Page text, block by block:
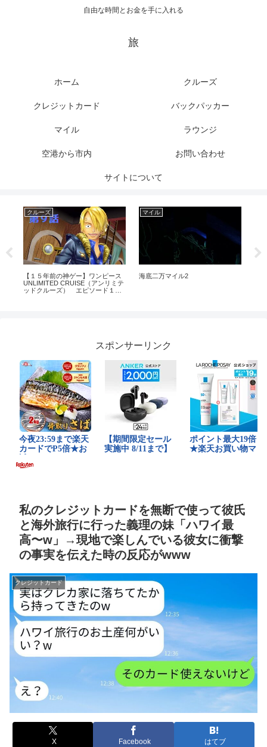
自由な時間とお金を手に入れる
旅
ホーム クルーズ
クレジットカード バックパッカー
マイル ラウンジ
空港から市内 お問い合わせ
サイトについて
クルーズ
【１５年前の神ゲー】ワンピース
UNLIMITED CRUISE（アンリミテ
ッドクルーズ） エピソード１
マイル
海底二万マイル2
スポンサーリンク
私のクレジットカードを無断で使って彼氏
と海外旅行に行った義理の妹「ハワイ最
高〜w」→現地で楽しんでいる彼女に衝撃
の事実を伝えた時の反応がwww
クレジットカード
X Facebook はてブ